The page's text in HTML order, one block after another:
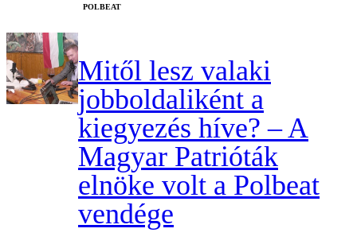
‎POLBEAT
Mitől lesz valaki
jobboldaliként a
kiegyezés híve? – A
Magyar Patrióták
elnöke volt a Polbeat
vendége